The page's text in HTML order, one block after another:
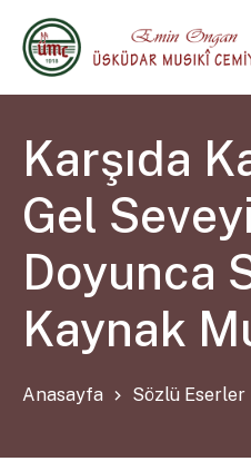
Karşıda
Gel
Doyunca
Kaynak
Anasayfa Sözlü Eserler